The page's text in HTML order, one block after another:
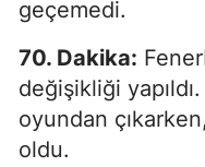
geçemedi.
70. Dakika:
değişikliği
oyundan
oldu.